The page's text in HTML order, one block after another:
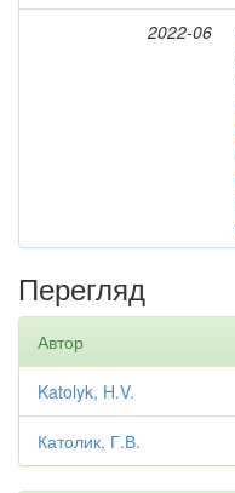
2022-06
Перегляд
Автор
Katolyk, H.V.
Католик, Г.В.